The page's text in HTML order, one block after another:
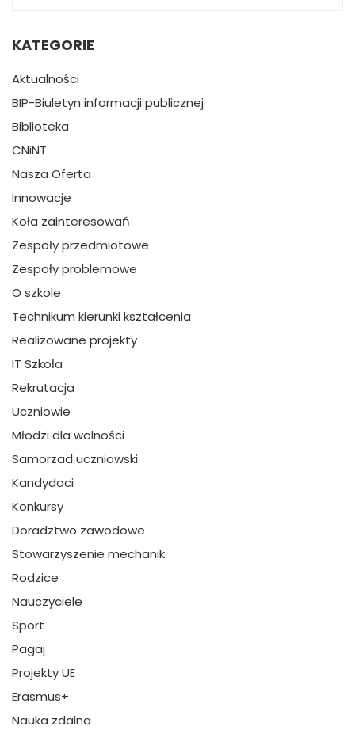
KATEGORIE
Aktualności
BIP-Biuletyn informacji publicznej
Biblioteka
CNiNT
Nasza Oferta
Innowacje
Koła zainteresowań
Zespoły przedmiotowe
Zespoły problemowe
O szkole
Technikum kierunki kształcenia
Realizowane projekty
IT Szkoła
Rekrutacja
Uczniowie
Młodzi dla wolności
Samorzad uczniowski
Kandydaci
Konkursy
Doradztwo zawodowe
Stowarzyszenie mechanik
Rodzice
Nauczyciele
Sport
Pagaj
Projekty UE
Erasmus+
Nauka zdalna